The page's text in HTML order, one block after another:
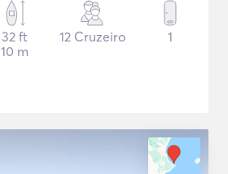
32 ft
10 m
12 Cruzeiro 1